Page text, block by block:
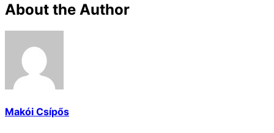
About the Author
Makói Csípős